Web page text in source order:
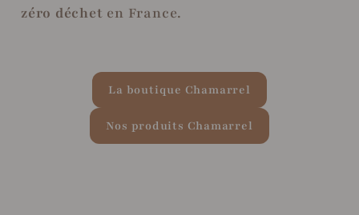
zéro déchet en France.
La boutique Chamarrel
Nos produits Chamarrel